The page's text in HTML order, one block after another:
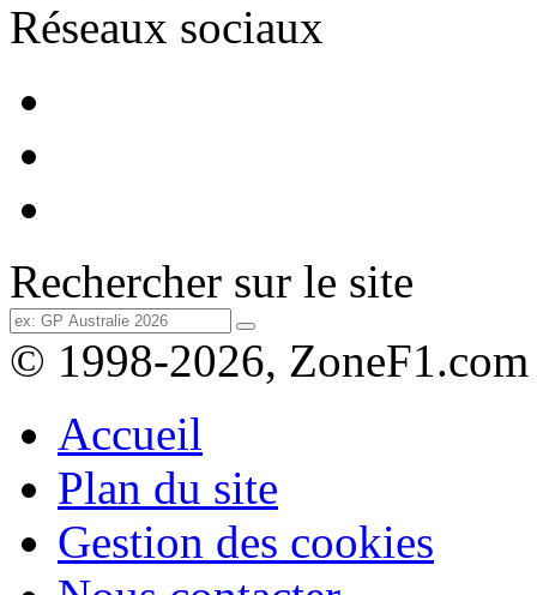
Réseaux sociaux
Rechercher sur le site
© 1998-2026, ZoneF1.com
Accueil
Plan du site
Gestion des cookies